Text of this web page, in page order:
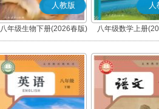
人教版
八年级生物下册(2026春版)
人
八年级数学上册